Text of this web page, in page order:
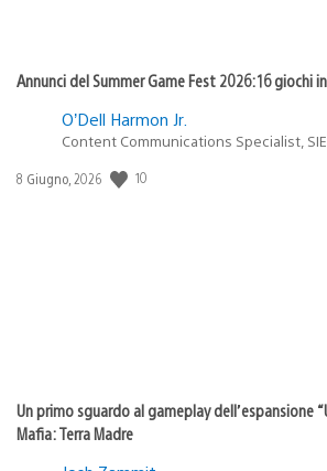
Annunci del Summer Game Fest 2026: 16 giochi
O’Dell Harmon Jr.
Content Communications Specialist, SIE
Data
8 Giugno, 2026 10
Un primo sguardo al gameplay dell’espansione
Mafia: Terra Madre